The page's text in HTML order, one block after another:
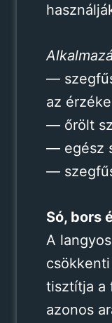
—
az
— őrölt
— egész
—
Só, bors
A
tisztítja a
azonos